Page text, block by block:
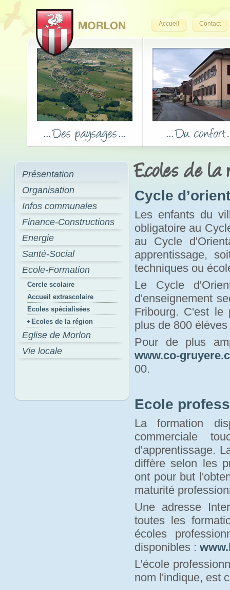
Accueil Contact
Présentation
Organisation
Infos communales
Finance-Constructions
Energie
Santé-Social
Ecole-Formation
Cercle scolaire
Accueil extrascolaire
Ecoles spécialisées
Ecoles de la région
Eglise de Morlon
Vie locale
Ecoles de la
Cycle
Les enfants du
obligatoire au
au Cycle
apprentissage,
techniques ou
Le Cycle
d'enseignement
Fribourg. C'est le
plus de 800
Pour de plus
www.co-
00.
Ecole
La formation
commerciale
d'apprentissage.
diffère selon les
ont pour but
maturité
Une adresse
toutes les
écoles
disponibles :
L'école
nom l'indique, est